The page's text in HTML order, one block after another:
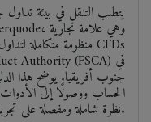
يتطلب التنقل في بيئة
جنوب أفريقيا. يوضح هذا
الحساب ووصولًا إلى الأدوات
نظرة شاملة ومفصلة على تجربة التداول.